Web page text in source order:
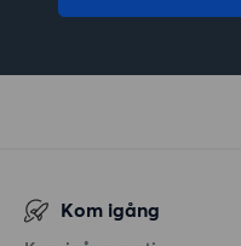
Kom igång